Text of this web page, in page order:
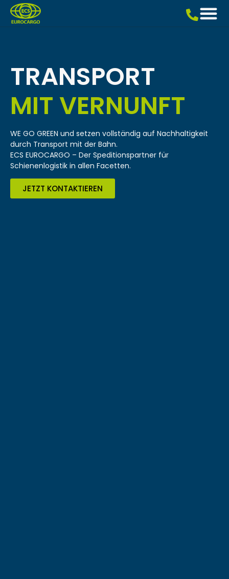
TRANSPORT
MIT VERNUNFT
WE GO GREEN und setzen vollständig auf Nachhaltigkeit
durch Transport mit der Bahn.
ECS EUROCARGO – Der Speditionspartner für
Schienenlogistik in allen Facetten.
JETZT KONTAKTIEREN